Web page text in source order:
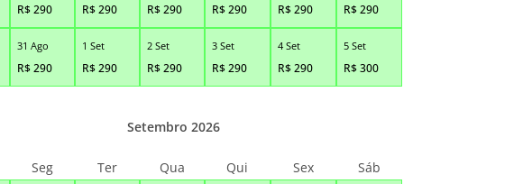
R$290 R$290 R$290 R$290 R$290 R$290
31 Ago
R$290
1 Set
R$290
2 Set
R$290
3 Set
R$290
4 Set
R$290
5 Set
R$300
Setembro 2026
Seg Ter Qua Qui Sex Sáb